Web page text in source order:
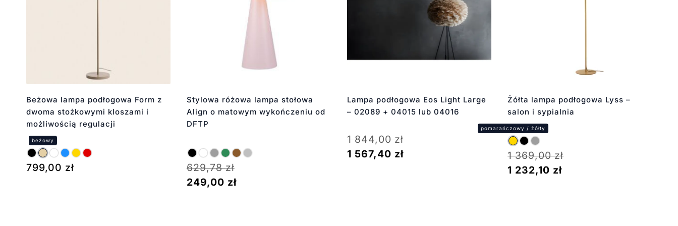
Beżowa lampa podłogowa Form z
dwoma stożkowymi kloszami i
możliwością regulacji
799,00 zł
Stylowa różowa lampa stołowa
Align o matowym wykończeniu od
DFTP
629,78zł
249,00 zł
Lampa podłogowa Eos Light Large
– 02089 + 04015 lub 04016
1 844,00zł
1 567,40 zł
Żółta lampa podłogowa Lyss –
salon i sypialnia
1 369,00zł
1 232,10 zł